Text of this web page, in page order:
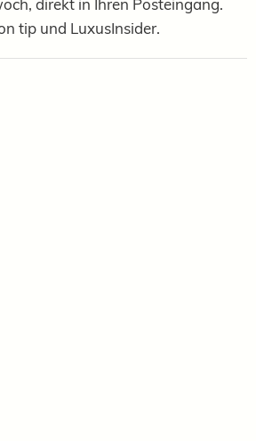
direkt in Ihren Posteingang.
tip und LuxusInsider.